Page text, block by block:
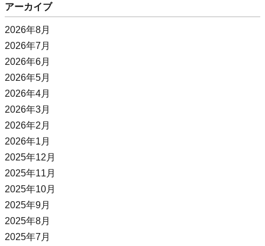
アーカイブ
2026年8月
2026年7月
2026年6月
2026年5月
2026年4月
2026年3月
2026年2月
2026年1月
2025年12月
2025年11月
2025年10月
2025年9月
2025年8月
2025年7月